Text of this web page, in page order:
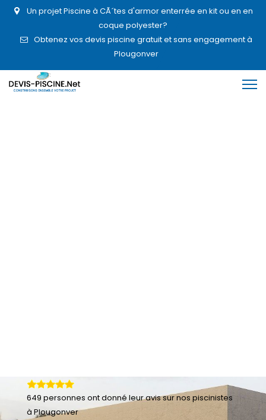
Un projet Piscine à CÃ´tes d'armor enterrée en kit ou en en
coque polyester?
Obtenez vos devis piscine gratuit et sans engagement à
Plougonver
649 personnes ont donné leuravis sur nos piscinistes
à Plougonver